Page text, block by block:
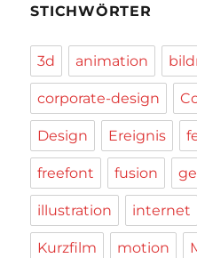
STICHWÖRTER
3d animation
corporate-design
Design Ereignis
freefont fusion
illustration internet
Kurzfilm motion